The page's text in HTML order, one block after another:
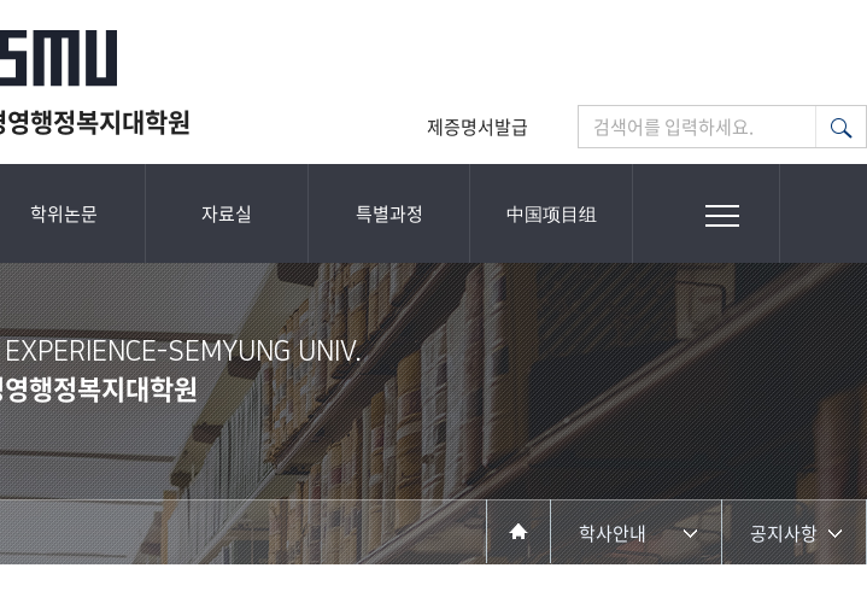
행정복지대학원 제증명서발급 검색어를 입력하세요.
학위논문 자료실 특별과정 中国项目组
SEMYUNG UNIV.​
행정복지대학원
학사안내 공지사항